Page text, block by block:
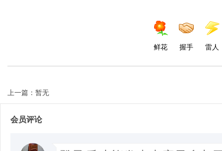
鲜花 握手 雷人
上一篇：暂无
会员评论